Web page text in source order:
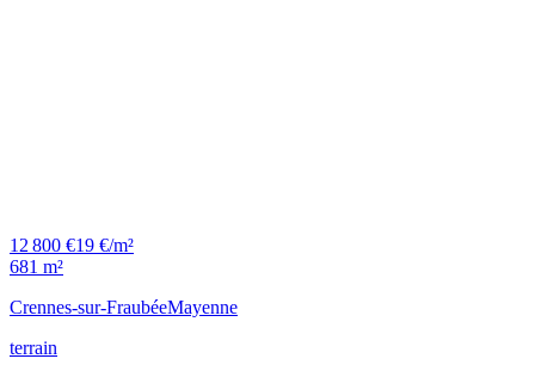
12 800 €19 €/m²
681 m²
Crennes-sur-FraubéeMayenne
terrain